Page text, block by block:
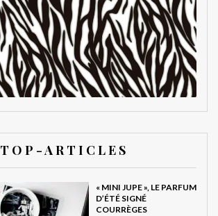
T O P - A R T I C L E S
« MINI JUPE », LE PARFUM
D’ÉTÉ SIGNÉ
COURRÈGES